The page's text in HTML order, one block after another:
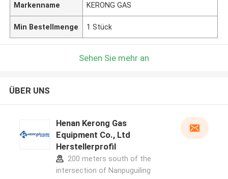
Markenname KERONG GAS
Min Bestellmenge 1 Stück
Sehen Sie mehr an
ÜBER UNS
Henan Kerong Gas
Equipment Co., Ltd
Herstellerprofil
200 meters south of the
intersection of Nanpuguiling